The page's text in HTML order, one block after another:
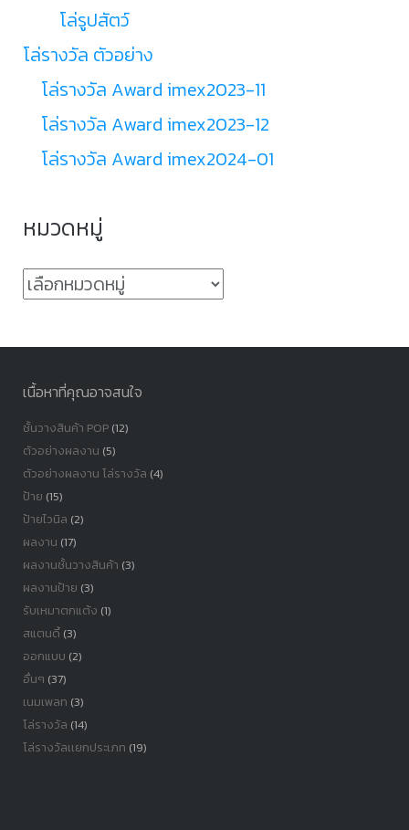
โล่รูปสัตว์
โล่รางวัล ตัวอย่าง
โล่รางวัล Award imex2023-11
โล่รางวัล Award imex2023-12
โล่รางวัล Award imex2024-01
หมวดหมู่
หมวด
เนื้อหาที่คุณอาจสนใจ
ชั้นวางสินค้า POP(12)
ตัวอย่างผลงาน (5)
ตัวอย่างผลงาน โล่รางวัล (4)
ป้าย (15)
ป้ายไวนิล (2)
ผลงาน (17)
ผลงานชั้นวางสินค้า (3)
ผลงานป้าย (3)
รับเหมาตกแต้ง (1)
สแตนดี้(3)
ออกแบบ (2)
อื่นๆ (37)
เนมเพลท (3)
โล่รางวัล (14)
โล่รางวัลเเยกประเภท (19)